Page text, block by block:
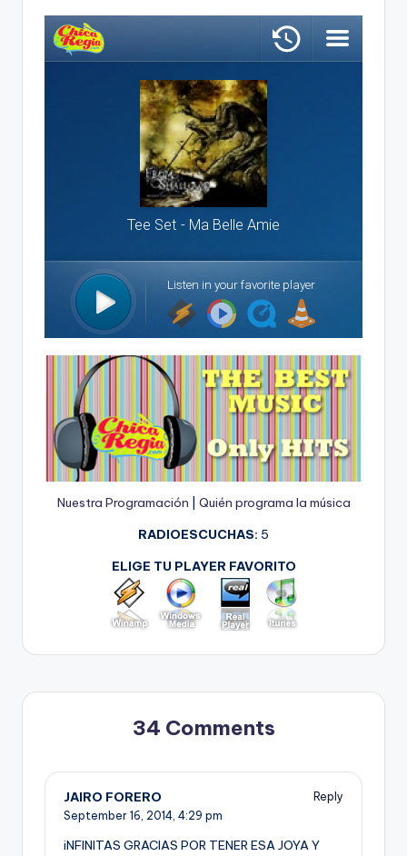
Nuestra Programación
Quién programa la música
RADIOESCUCHAS: 5
ELIGE TU PLAYER FAVORITO
34 Comments
JAIRO FORERO
Reply
September 16, 2014, 4:29 pm
iNFINITAS GRACIAS POR TENER ESA JOYA Y